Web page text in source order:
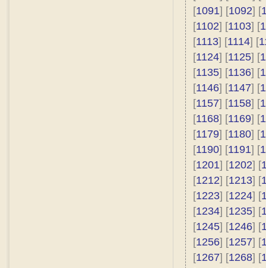
[1091] [1092] [
[1102] [1103] [
[1113] [1114] [
[1124] [1125] [
[1135] [1136] [
[1146] [1147] [
[1157] [1158] [
[1168] [1169] [
[1179] [1180] [
[1190] [1191] [
[1201] [1202] [
[1212] [1213] [
[1223] [1224] [
[1234] [1235] [
[1245] [1246] [
[1256] [1257] [
[1267] [1268] [